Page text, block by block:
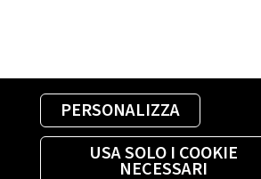
PERSONALIZZA
USA SOLO I COOKIE
NECESSARI